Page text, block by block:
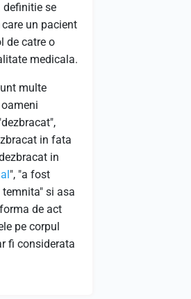
definitie se
un pacient
de catre o
medicala.
multe
in fata
in
", "a fost
si asa
de act
pe corpul
fi considerata